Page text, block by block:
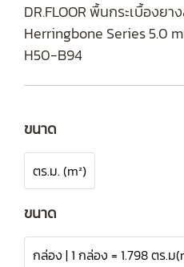
DR.FLOOR พื้นกระเบื้องยา
Herringbone Series 5.0
H50-B94
ขนาด
ตร.ม. (m²)
ขนาด
กล่อง | 1 กล่อง = 1.798 ตร.ม